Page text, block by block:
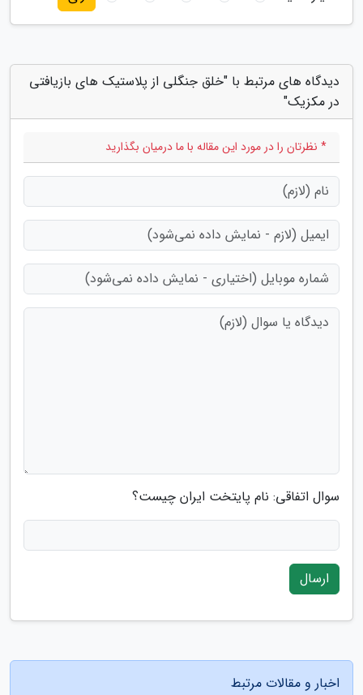
دیدگاه های مرتبط با "خلق جنگلی از پلاستیک های بازیافتی
در مکزیک"
* نظرتان را در مورد این مقاله با ما درمیان بگذارید
سوال اتفاقی: نام پایتخت ایران چیست؟
ارسال
اخبار و مقالات مرتبط